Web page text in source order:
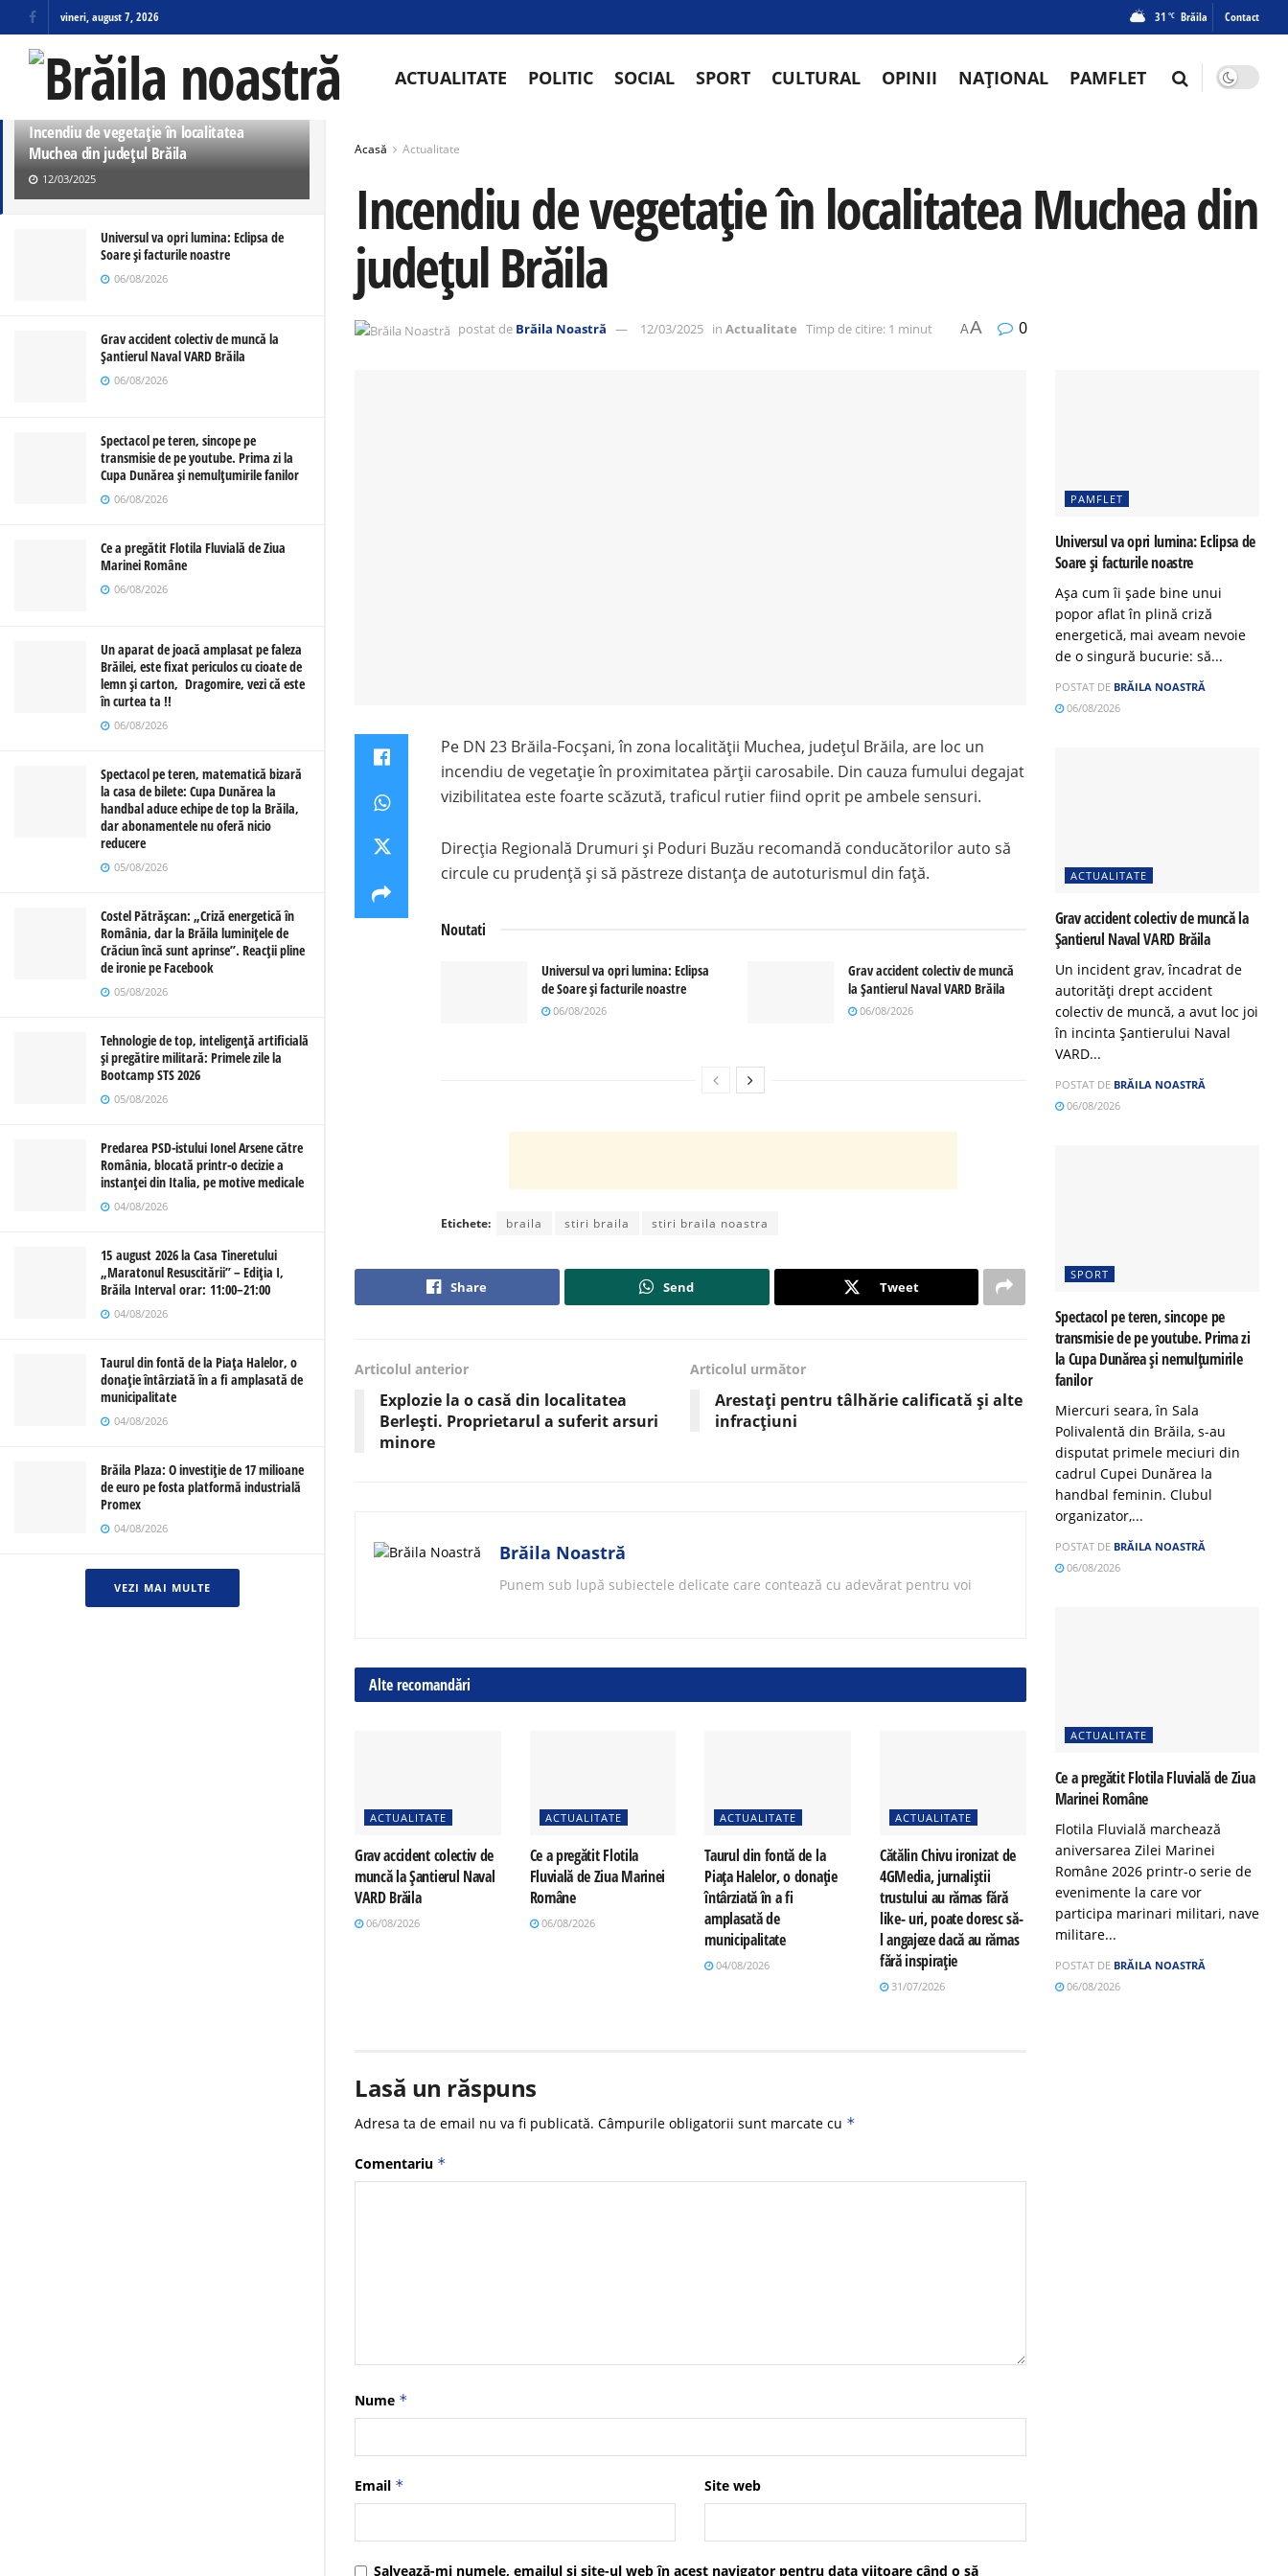
ULTIMELE TRENDING
Incendiu de vegetație în localitatea
Muchea din județul Brăila
12/03/2025
Universul va opri lumina: Eclipsa de
Soare și facturile noastre
06/08/2026
Grav accident colectiv de muncă la
Șantierul Naval VARD Brăila
06/08/2026
Spectacol pe teren, sincope pe
transmisie de pe youtube. Prima zi la
Cupa Dunărea și nemulțumirile fanilor
06/08/2026
Ce a pregătit Flotila Fluvială de Ziua
Marinei Române
06/08/2026
Un aparat de joacă amplasat pe faleza
Brăilei, este fixat periculos cu cioate de
lemn și carton, Dragomire, vezi că este
în curtea ta !!
06/08/2026
Spectacol pe teren, matematică bizară
la casa de bilete: Cupa Dunărea la
handbal aduce echipe de top la Brăila,
dar abonamentele nu oferă nicio
reducere
05/08/2026
Costel Pătrășcan: „Criză energetică în
România, dar la Brăila luminițele de
Crăciun încă sunt aprinse”. Reacții pline
de ironie pe Facebook
05/08/2026
Tehnologie de top, inteligență artificială
și pregătire militară: Primele zile la
Bootcamp STS 2026
05/08/2026
Predarea PSD-istului Ionel Arsene către
România, blocată printr-o decizie a
instanței din Italia, pe motive medicale
04/08/2026
15 august 2026 la Casa Tineretului
„Maratonul Resuscitării” – Ediția I,
Brăila Interval orar: 11:00–21:00
04/08/2026
Taurul din fontă de la Piața Halelor, o
donație întârziată în a fi amplasată de
municipalitate
04/08/2026
Brăila Plaza: O investiție de 17 milioane
de euro pe fosta platformă industrială
Promex
04/08/2026
VEZI MAI MULTE
vineri, august 7, 2026 31 °C Brăila Contact
ACTUALITATE POLITIC SOCIAL SPORT CULTURAL OPINII NAȚIONAL PAMFLET
Acasă Actualitate
Incendiu de vegetație în localitatea Muchea din
județul Brăila
postat de Brăila Noastră 12/03/2025 in Actualitate Timp de citire: 1 minut AA 0
Pe DN 23 Brăila-Focșani, în zona localității Muchea, județul Brăila, are loc un
incendiu de vegetație în proximitatea părții carosabile. Din cauza fumului degajat
vizibilitatea este foarte scăzută, traficul rutier fiind oprit pe ambele sensuri.
Direcția Regională Drumuri și Poduri Buzău recomandă conducătorilor auto să
circule cu prudență și să păstreze distanța de autoturismul din față.
Noutati
Universul va opri lumina: Eclipsa
de Soare și facturile noastre
06/08/2026
Grav accident colectiv de muncă
la Șantierul Naval VARD Brăila
06/08/2026
Etichete: braila stiri braila stiri braila noastra
Share Send Tweet
Articolul anterior
Explozie la o casă din localitatea
Berlești. Proprietarul a suferit arsuri
minore
Articolul următor
Arestați pentru tâlhărie calificată și alte
infracțiuni
Brăila Noastră
Punem sub lupă subiectele delicate care contează cu adevărat pentru voi
Alte recomandări
ACTUALITATE
Grav accident colectiv de
muncă la Șantierul Naval
VARD Brăila
06/08/2026
ACTUALITATE
Ce a pregătit Flotila
Fluvială de Ziua Marinei
Române
06/08/2026
ACTUALITATE
Taurul din fontă de la
Piața Halelor, o donație
întârziată în a fi
amplasată de
municipalitate
04/08/2026
ACTUALITATE
Cătălin Chivu ironizat de
4GMedia, jurnaliștii
trustului au rămas fără
like- uri, poate doresc să-
l angajeze dacă au rămas
fără inspirație
31/07/2026
Lasă un răspuns
Adresa ta de email nu va fi publicată. Câmpurile obligatorii sunt marcate cu *
Comentariu *
Nume *
Email * Site web
Salvează-mi numele, emailul și site-ul web în acest navigator pentru data viitoare când o să
PAMFLET
Universul va opri lumina: Eclipsa de
Soare și facturile noastre
Așa cum îi șade bine unui
popor aflat în plină criză
energetică, mai aveam nevoie
de o singură bucurie: să...
POSTAT DE BRĂILA NOASTRĂ
06/08/2026
ACTUALITATE
Grav accident colectiv de muncă la
Șantierul Naval VARD Brăila
Un incident grav, încadrat de
autorități drept accident
colectiv de muncă, a avut loc joi
în incinta Șantierului Naval
VARD...
POSTAT DE BRĂILA NOASTRĂ
06/08/2026
SPORT
Spectacol pe teren, sincope pe
transmisie de pe youtube. Prima zi
la Cupa Dunărea și nemulțumirile
fanilor
Miercuri seara, în Sala
Polivalentă din Brăila, s-au
disputat primele meciuri din
cadrul Cupei Dunărea la
handbal feminin. Clubul
organizator,...
POSTAT DE BRĂILA NOASTRĂ
06/08/2026
ACTUALITATE
Ce a pregătit Flotila Fluvială de Ziua
Marinei Române
Flotila Fluvială marchează
aniversarea Zilei Marinei
Române 2026 printr-o serie de
evenimente la care vor
participa marinari militari, nave
militare...
POSTAT DE BRĂILA NOASTRĂ
06/08/2026